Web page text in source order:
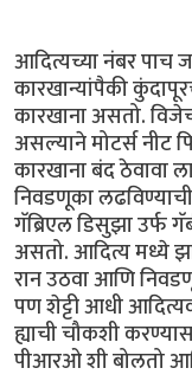
आदित्यच्या नंबर पाच
कारखान्यांपैकी
कारखाना असतो.
असल्याने मोटर्स नीट
कारखाना बंद ठेवावा
निवडणूका
गॅब्रिएल डिसुझा उर्फ
असतो. आदित्य मध्ये
रान उठवा आणि
पण शेट्टी आधी
ह्याची चौकशी
पीआरओ शी बोलतो